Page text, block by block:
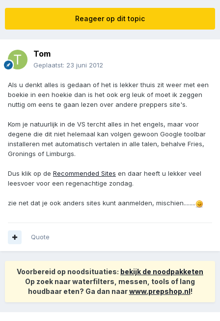
Reageer op dit topic
Tom
Geplaatst: 23 juni 2012
Als u denkt alles is gedaan of het is lekker thuis zit weer met een
boekie in een hoekie dan is het ook erg leuk of moet ik zeggen
nuttig om eens te gaan lezen over andere preppers site's.
Kom je natuurlijk in de VS tercht alles in het engels, maar voor
degene die dit niet helemaal kan volgen gewoon Google toolbar
installeren met automatisch vertalen in alle talen, behalve Fries,
Gronings of Limburgs.
Dus klik op de Recommended Sites en daar heeft u lekker veel
leesvoer voor een regenachtige zondag.
zie net dat je ook anders sites kunt aanmelden, mischien........
Quote
Voorbereid op noodsituaties: bekijk de noodpakketen
Op zoek naar waterfilters, messen, tools of lang
houdbaar eten? Ga dan naarwww.prepshop.nl!